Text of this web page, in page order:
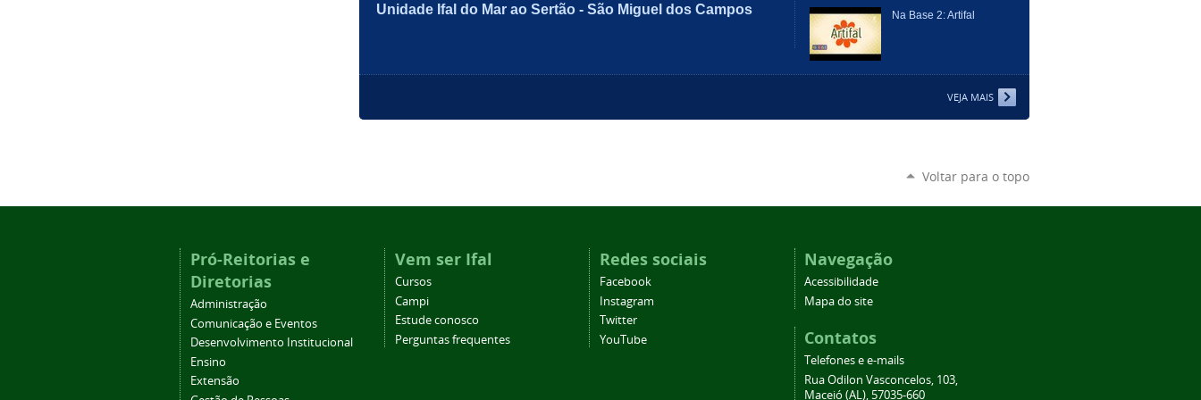
Unidade Ifal do Mar ao Sertão - São Miguel dos Campos Na Base 2: Artifal
VEJA MAIS
Voltar para o topo
Pró-Reitorias e
Diretorias
Administração
Comunicação e Eventos
Desenvolvimento Institucional
Ensino
Extensão
Vem ser Ifal
Cursos
Campi
Estude conosco
Perguntas frequentes
Redes sociais
Facebook
Instagram
Twitter
YouTube
Navegação
Acessibilidade
Mapa do site
Contatos
Telefones e e-mails
Rua Odilon Vasconcelos, 103,
Maceió (AL), 57035-660